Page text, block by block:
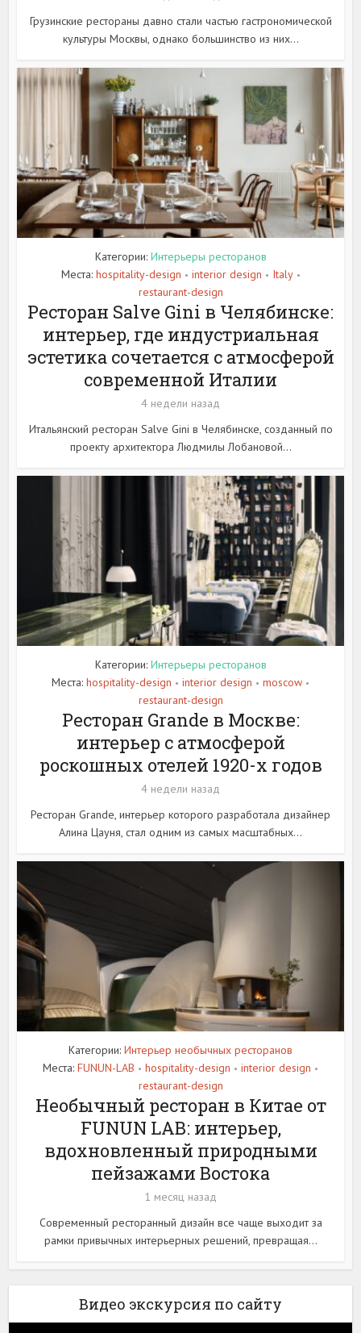
Грузинские рестораны давно стали частью гастрономической
культуры Москвы, однако большинство из них...
Категории: Интерьеры ресторанов
Места: hospitality-design • interior design • Italy •
restaurant-design
Ресторан Salve Gini в Челябинске:
интерьер, где индустриальная
эстетика сочетается с атмосферой
современной Италии
4 недели назад
Итальянский ресторан Salve Gini в Челябинске, созданный по
проекту архитектора Людмилы Лобановой...
Категории: Интерьеры ресторанов
Места: hospitality-design • interior design • moscow •
restaurant-design
Ресторан Grande в Москве:
интерьер с атмосферой
роскошных отелей 1920-х годов
4 недели назад
Ресторан Grande, интерьер которого разработала дизайнер
Алина Цауня, стал одним из самых масштабных...
Категории: Интерьер необычных ресторанов
Места: FUNUN-LAB • hospitality-design • interior design •
restaurant-design
Необычный ресторан в Китае от
FUNUN LAB: интерьер,
вдохновленный природными
пейзажами Востока
1 месяц назад
Современный ресторанный дизайн все чаще выходит за
рамки привычных интерьерных решений, превращая...
Видео экскурсия по сайту